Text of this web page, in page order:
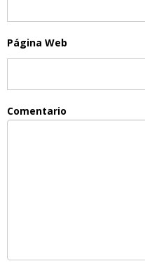
Página Web
Comentario